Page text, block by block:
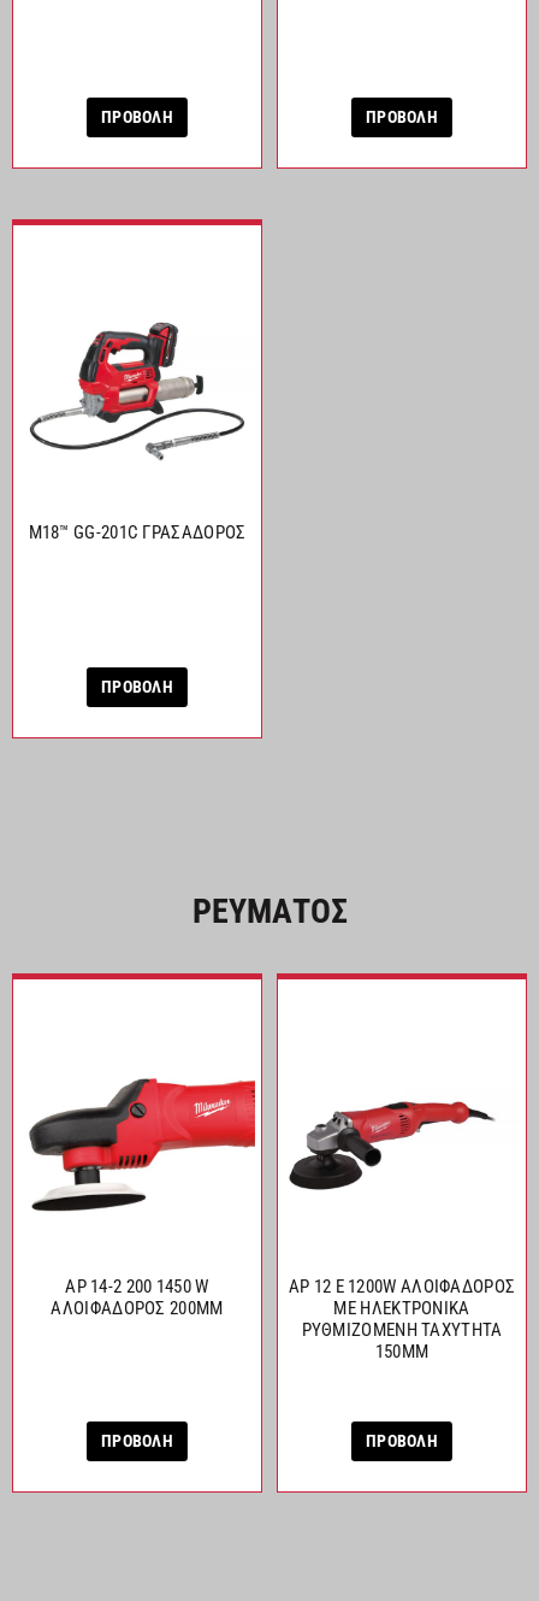
ΠΡΟΒΟΛΗ ΠΡΟΒΟΛΗ
M18™ GG-201C ΓΡΑΣΑΔΟΡΟΣ
ΠΡΟΒΟΛΗ
ΡΕΥΜΑΤΟΣ
AP 14-2 200 1450 W
ΑΛΟΙΦΑΔΟΡΟΣ 200MM
ΠΡΟΒΟΛΗ
AP 12 E 1200W ΑΛΟΙΦΑΔΟΡΟΣ
ΜΕ ΗΛΕΚΤΡΟΝΙΚΑ
ΡΥΘΜΙΖΟΜΕΝΗ ΤΑΧΥΤΗΤΑ
150ΜΜ
ΠΡΟΒΟΛΗ